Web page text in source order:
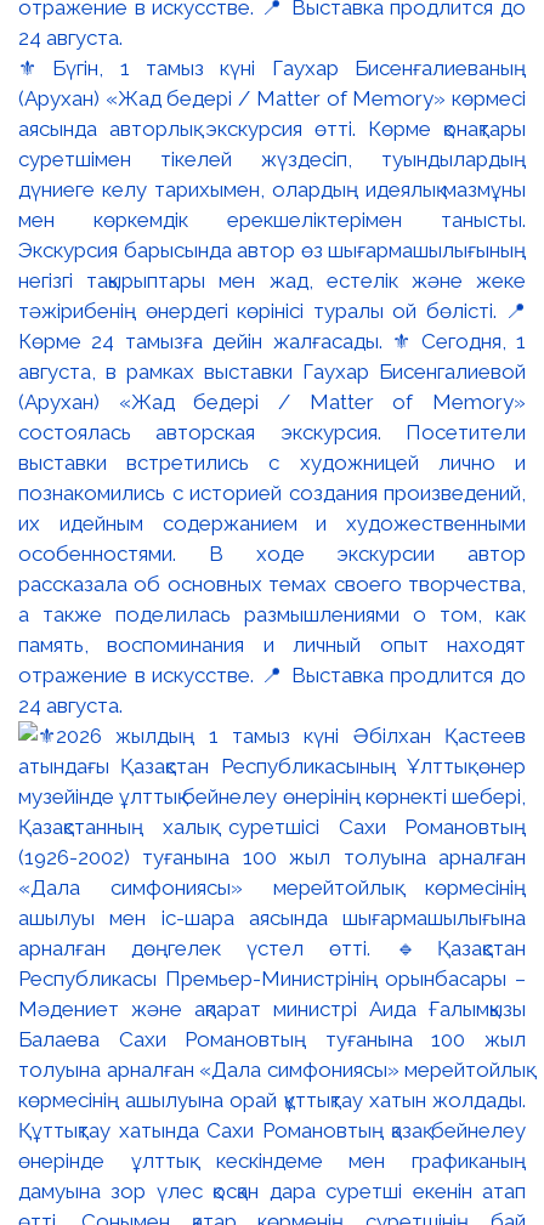
⚜️ Бүгін, 1 тамыз күні Гаухар Бисенғалиеваның
(Арухан) «Жад бедері / Matter of Memory» көрмесі
аясында авторлық экскурсия өтті. Көрме қонақтары
суретшімен тікелей жүздесіп, туындылардың
дүниеге келу тарихымен, олардың идеялық мазмұны
мен көркемдік ерекшеліктерімен танысты.
Экскурсия барысында автор өз шығармашылығының
негізгі тақырыптары мен жад, естелік және жеке
тәжірибенің өнердегі көрінісі туралы ой бөлісті. 📍
Көрме 24 тамызға дейін жалғасады. ⚜️ Сегодня, 1
августа, в рамках выставки Гаухар Бисенгалиевой
(Арухан) «Жад бедері / Matter of Memory»
состоялась авторская экскурсия. Посетители
выставки встретились с художницей лично и
познакомились с историей создания произведений,
их идейным содержанием и художественными
особенностями. В ходе экскурсии автор
рассказала об основных темах своего творчества,
а также поделилась размышлениями о том, как
память, воспоминания и личный опыт находят
отражение в искусстве. 📍 Выставка продлится до
24 августа.